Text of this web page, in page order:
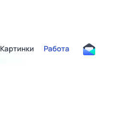
Картинки Работа